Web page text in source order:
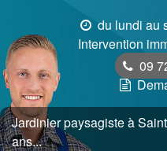
du lundi au
Intervention
09
Jardinier paysagiste à
ans...